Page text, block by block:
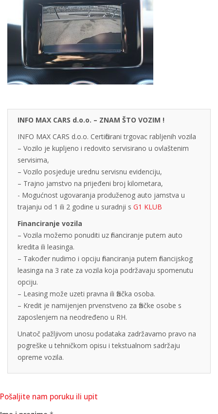
INFO MAX CARS d.o.o. – ZNAM ŠTO VOZIM !
INFO MAX CARS d.o.o. Certificirani trgovac rabljenih vozila
– Vozilo je kupljeno i redovito servisirano u ovlaštenim
servisima,
– Vozilo posjeduje urednu servisnu evidenciju,
– Trajno jamstvo na prijeđeni broj kilometara,
- Mogućnost ugovaranja produženog auto jamstva u
trajanju od 1 ili 2 godine u suradnji s G1 KLUB
Financiranje vozila
– Vozila možemo ponuditi uz financiranje putem auto
kredita ili leasinga.
– Također nudimo i opciju financiranja putem financijskog
leasinga na 3 rate za vozila koja podržavaju spomenutu
opciju.
– Leasing može uzeti pravna ili fizička osoba.
– Kredit je namijenjen prvenstveno za fizičke osobe s
zaposlenjem na neodređeno u RH.
Unatoč pažljivom unosu podataka zadržavamo pravo na
pogreške u tehničkom opisu i tekstualnom sadržaju
opreme vozila.
Pošaljite nam poruku ili upit